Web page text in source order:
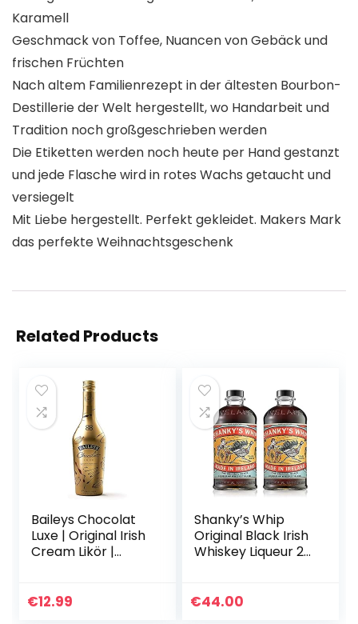
Karamell
Geschmack von Toffee, Nuancen von Gebäck und
frischen Früchten
Nach altem Familienrezept in der ältesten Bourbon-
Destillerie der Welt hergestellt, wo Handarbeit und
Tradition noch großgeschrieben werden
Die Etiketten werden noch heute per Hand gestanzt
und jede Flasche wird in rotes Wachs getaucht und
versiegelt
Mit Liebe hergestellt. Perfekt gekleidet. Makers Mark
das perfekte Weihnachtsgeschenk
Related Products
Baileys Chocolat
Luxe | Original Irish
Cream Likör |
Geschenkhit auf
€12.99
Shanky’s Whip
Original Black Irish
Whiskey Liqueur 2x
einer ordentlichen
€44.00